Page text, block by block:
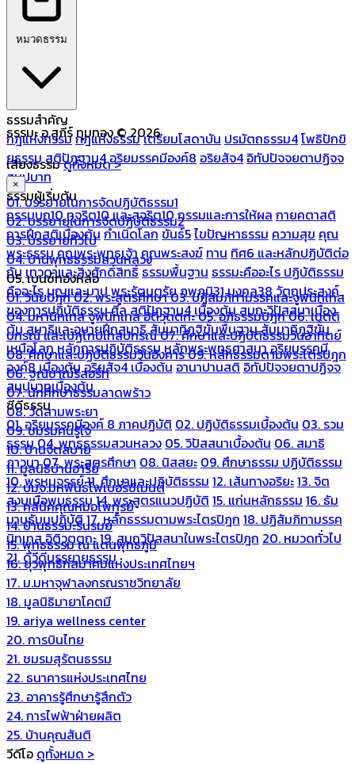
หมวดธรรม
ธรรมสำคัญ
กฎแห่งกรรมกฎแห่งธรรมเตรียมโสดาบัน ปรมัตถธรรม4โพธิปักขิ
ยธรรมสติปัฏฐาน4อริยมรรคมีองค์8 อริยสัจ4 อิทัปปัจจยตาปฏิจจ
สมุปบาท
ธรรมผู้เริ่มต้น
กรรมบถ10 ทุจริต10 และสุจริต10กรรมและการให้ผล กายคตาสติ
การฝึกสติเบื้องต้นกำเนิดโลกขันธ์5ไขปัญหาธรรม ความสุข คุณ
พระธรรมคุณพระพุทธเจ้าคุณพระสงฆ์ ทาน ทิศ6 และหลักปฏิบัติต่อ
กันเทวดาและสิ่งศักดิ์สิทธิ์ธรรมพื้นฐาน ธรรมะคืออะไร ปฏิบัติธรรม
คืออะไรบุญและบาปพระรัตนตรัยภพภูมิ31 มงคล38 วัตถุประสงค์
ของการปฏิบัติธรรมศีลสติปัฏฐาน4 เบื้องต้นสมถะวิปัสสนาเบื้อง
ต้นสมาธิและอุบายฝึกสมาธิสัมมาทิฏฐิขั้นพื้นฐานสัมมาทิฏฐิขั้น
เหนือโลกหลักการปฏิบัติธรรมหลักพระพุทธศาสนาอริยมรรคมี
องค์8 เบื้องต้นอริยสัจ4 เบื้องต้นอานาปานสติอิทัปปัจจยตาปฏิจจ
สมุปบาทเบื้องต้น
ซีดีธรรม
01. อริยมรรคมีองค์ 8 ภาคปฏิบัติ 02. ปฏิบัติธรรมเบื้องต้น 03. รวม
ธรรม04. พุทธธรรมสวนหลวง 05. วิปัสสนาเบื้องต้น 06. สมาธิ
ภาวนา07. พระสูตรศึกษา 08. นิสสยะ 09. ศึกษาธรรม ปฏิบัติธรรม
10. พรหมจรรย์11. ศึกษาและปฏิบัติธรรม 12. เส้นทางอริยะ13. จิต
สงบเมื่อพบธรรม14. พระสูตรแนวปฏิบัติ 15. แก่นหลักธรรม 16. ธัม
มานุธัมมปฏิบัติ17. หลักธรรมตามพระไตรปิฎก 18. ปฏิสัมภิทามรรค
นิทเทส อิติวุตตกะ19. สมถวิปัสสนาในพระไตรปิฎก 20. หมวดทั่วไป
21. ดีวีดีบรรยายธรรม
ธรรมะ อ.สุภีร์ ทุมทอง © 2026
เสียงธรรมดูทั้งหมด >
×
01. บรรยายในการจัดปฏิบัติธรรม1
02. บรรยายในการจัดปฏิบัติธรรม2
03. บรรยายทั่วไป
04. บ้านพุทธธรรมสวนหลวง
05. เบนซ์ทองหล่อ
01. วินัยปิฎก02. พระสูตรศึกษา03. ปฏิสัมภิทามรรคและจูฬนิทเทส
04. มหานิทเทส จูฬนิทเทส อิติวุตตกะ05. อภิธรรมปิฎก06. เนตติ
ปกรณ์ และเปฏโกปเทสปกรณ์07. ศึกษาและปฏิบัติธรรมวันอาทิตย์
08. ศึกษาและปฏิบัติธรรมวันอังคาร09. หลักธรรมตามพระไตรปิฎก
06. ฐณิชาฌ์รีสอร์ท
07. นักศึกษาธรรมลาดพร้าว
08. วัดสามพระยา
09. ชมรมคนรู้ใจ
10. บ้านจิตสบาย
11. มูลนิธิบ้านอารีย์
12. บมจ.มหพันธ์ไฟเบอร์ซีเมนต์
13. คลีนิคคุณหมอไพทูรย์
14. บ้านธรรมะรื่นรมย์
15. พุทธธรรม ณ แดนพุทธภูมิ
16. ยุวพุทธิกสมาคมแห่งประเทศไทยฯ
17. ม.มหาจุฬาลงกรณราชวิทยาลัย
18. มูลนิธิมายาโคตมี
19. ariya wellness center
20. การบินไทย
21. ชมรมสุรัตนธรรม
22. ธนาคารแห่งประเทศไทย
23. อาคารรู้ศึกษารู้สึกตัว
24. การไฟฟ้าฝ่ายผลิต
25. บ้านคุณสันติ
วีดีโอ ดูทั้งหมด >